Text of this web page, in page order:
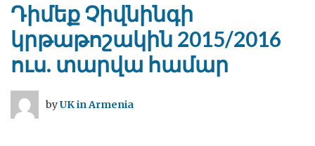
Դիմեք Չիվնինգի
կրթաթոշակին 2015/2016
ուս. տարվա համար
byUK in Armenia